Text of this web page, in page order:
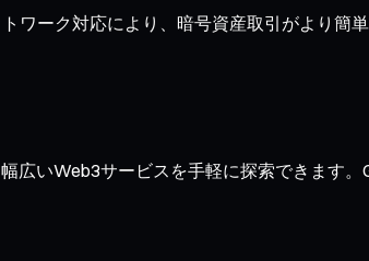
ワーク対応により、暗号資産取引がより簡
広いWeb3サービスを手軽に探索できます